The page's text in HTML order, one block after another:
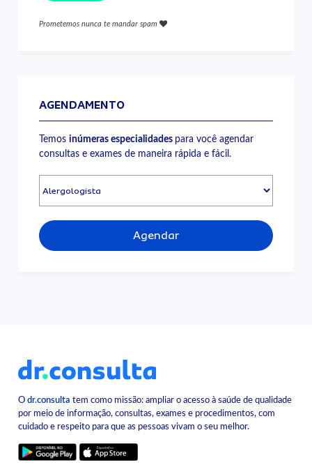
Prometemos nunca te mandar spam
AGENDAMENTO
Temosinúmeras especialidades para você agendar
consultas e exames de maneira rápida e fácil.
Agendar
Odr.consulta tem como missão: ampliar o acesso à saúde de qualidade
por meio de informação, consultas, exames e procedimentos, com
cuidado e respeito para que as pessoas vivam o seu melhor.